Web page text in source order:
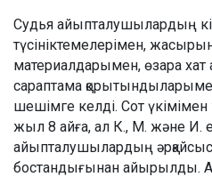
Судья айыпталушылардың
түсініктемелерімен,
материалдарымен, өзара
сараптама
шешімге келді. Сот
жыл 8 айға, ал К., М. және И.
айыпталушылардың
бостандығынан айырылды.